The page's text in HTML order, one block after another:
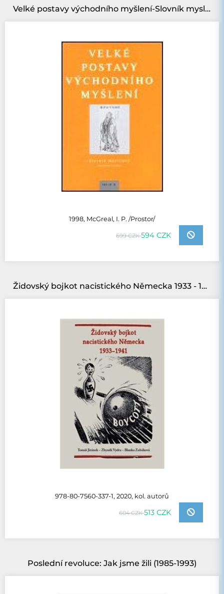
Velké postavy východního myšlení-Slovník myslitelů
1998, McGreal, I. P. /Prostor/
699 CZK594 CZK
Židovský bojkot nacistického Německa 1933 - 1941
978-80-7560-337-1, 2020, kol. autorů
604 CZK513 CZK
Poslední revoluce: Jak jsme žili (1985-1993)